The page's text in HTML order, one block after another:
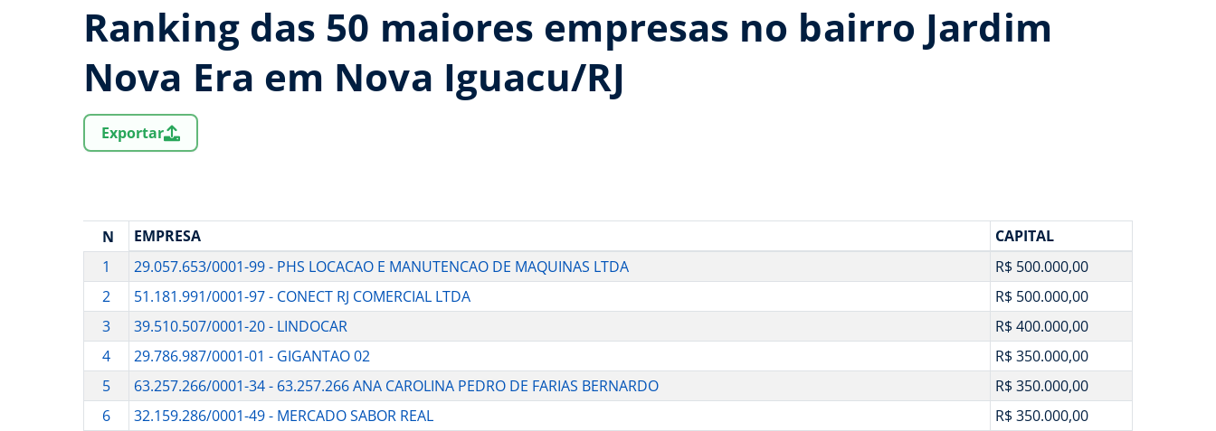
Ranking das 50 maiores empresas no bairro Jardim
Nova Era em Nova Iguacu/RJ
Exportar
N EMPRESA
CAPITAL
1
29.057.653/0001-99 - PHS LOCACAO E MANUTENCAO DE MAQUINAS LTDA
R$ 500.000,00
2
51.181.991/0001-97 - CONECT RJ COMERCIAL LTDA
R$ 500.000,00
3
39.510.507/0001-20 - LINDOCAR
R$ 400.000,00
4
29.786.987/0001-01 - GIGANTAO 02
R$ 350.000,00
5
63.257.266/0001-34 - 63.257.266 ANA CAROLINA PEDRO DE FARIAS BERNARDO
R$ 350.000,00
6
32.159.286/0001-49 - MERCADO SABOR REAL
R$ 350.000,00